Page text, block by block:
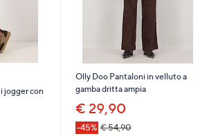
jogger con
Olly Doo Pantaloni in velluto a
gamba dritta ampia
€ 29,90
-45% € 54,90